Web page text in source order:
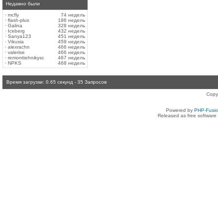
Недавно были
· mcfly
74 недель
· flash-plus
186 недель
· Galina
328 недель
· Iceberg
432 недель
· Sanya123
451 недель
· Vikusia
459 недель
· alexrachn
466 недель
· valerise
466 недель
· remonttehnikysc
467 недель
· NPKS 468 недель
Время загрузки: 0.65 секунд - 35 Запросов
Powered by PHP-
Released as free